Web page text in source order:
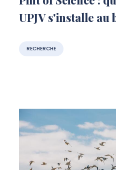
UPJV s'installe au
RECHERCHE